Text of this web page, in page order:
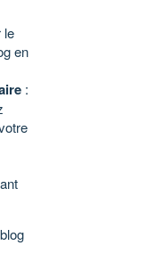
le
en
: